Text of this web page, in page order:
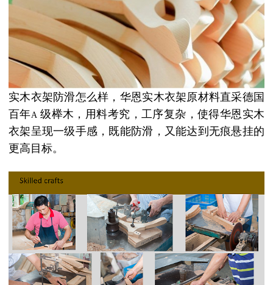
实木衣架防滑怎么样，华恩实木衣架原材料直采德国
百年A 级榉木，用料考究，工序复杂，使得华恩实木
衣架呈现一级手感，既能防滑，又能达到无痕悬挂的
更高目标。